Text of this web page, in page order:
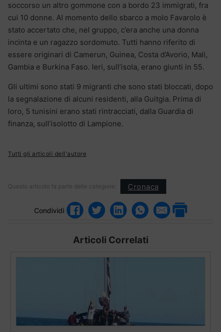
soccorso un altro gommone con a bordo 23 immigrati, fra
cui 10 donne. Al momento dello sbarco a molo Favarolo è
stato accertato che, nel gruppo, c’era anche una donna
incinta e un ragazzo sordomuto. Tutti hanno riferito di
essere originari di Camerun, Guinea, Costa d’Avorio, Mali,
Gambia e Burkina Faso. Ieri, sull’isola, erano giunti in 55.
Gli ultimi sono stati 9 migranti che sono stati bloccati, dopo
la segnalazione di alcuni residenti, alla Guitgia. Prima di
loro, 5 tunisini erano stati rintracciati, dalla Guardia di
finanza, sull’isolotto di Lampione.
Tutti gli articoli dell'autore
Questo articolo fa parte delle categorie: Cronaca
Condividi
Articoli Correlati